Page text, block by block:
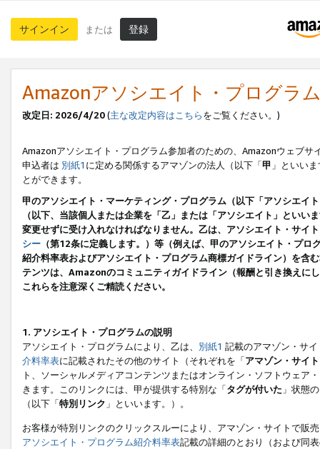
サインイン または 登録
Amazonアソシエイト・プログラ
改定日: 2026/4/20(主な改定内容はこちらをご覧ください。)
Amazonアソシエイト・プログラム参加者のための、Amazonウェブサ
申込者は 別紙1 に定める関係するアマゾンの法人（以下「甲 」といい
とができます。
甲のアソシエイト・マーケティング・プログラム（以下「アソシエイ
（以下、当該個人または企業を「乙」または「アソシエイト」とい
変更せずに受け入れなければなりません。乙は、アソシエイト・サイ
シー （第12条に定義します。）等（例えば、甲のアソシエイト・プ
紹介料率表およびアソシエイト・プログラム商標ガイドライン）を
テンツは、Amazonのコミュニティガイドライン（報酬と引き換えに
これらを注意深くご精読ください。
1. アソシエイト・プログラムの説明
アソシエイト・プログラムにより、乙は、 別紙1 記載のアマゾン・サ
介料率表に記載されたその他のサイト（それぞれを「アマゾン・サイト
ト、ソーシャルメディアコンテンツまたはオンライン・ソフトウェア
きます。このリンクには、甲が提供する特別な「タグが付いた 」状態
（以下「特別リンク 」といいます。）。
お客様が特別リンクのクリックスルーにより、アマゾン・サイトで販
アソシエイト・プログラム紹介料率表記載の詳細のとおり（および同